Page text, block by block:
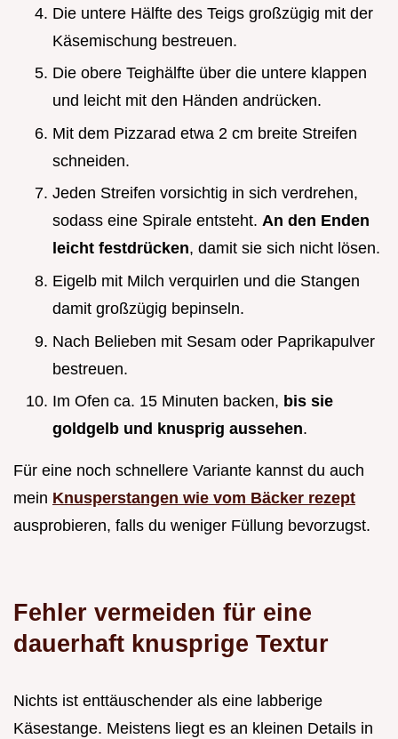
Die untere Hälfte des Teigs großzügig mit der
Käsemischung bestreuen.
Die obere Teighälfte über die untere klappen
und leicht mit den Händen andrücken.
Mit dem Pizzarad etwa 2 cm breite Streifen
schneiden.
Jeden Streifen vorsichtig in sich verdrehen,
sodass eine Spirale entsteht. An den Enden
leicht festdrücken, damit sie sich nicht lösen.
Eigelb mit Milch verquirlen und die Stangen
damit großzügig bepinseln.
Nach Belieben mit Sesam oder Paprikapulver
bestreuen.
Im Ofen ca. 15 Minuten backen, bis sie
goldgelb und knusprig aussehen.
Für eine noch schnellere Variante kannst du auch
mein Knusperstangen wie vom Bäcker rezept
ausprobieren, falls du weniger Füllung bevorzugst.
Fehler vermeiden für eine
dauerhaft knusprige Textur
Nichts ist enttäuschender als eine labberige
Käsestange. Meistens liegt es an kleinen Details in